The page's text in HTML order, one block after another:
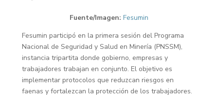
Fuente/Imagen: Fesumin
Fesumin participó en la primera sesión del Programa
Nacional de Seguridad y Salud en Minería (PNSSM),
instancia tripartita donde gobierno, empresas y
trabajadores trabajan en conjunto. El objetivo es
implementar protocolos que reduzcan riesgos en
faenas y fortalezcan la protección de los trabajadores.